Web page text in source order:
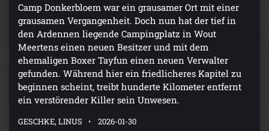
Camp Donkerbloem war ein grausamer Ort mit einer
grausamen Vergangenheit. Doch nun hat der tief in
den Ardennen liegende Campingplatz in Wout
Meertens einen neuen Besitzer und mit dem
ehemaligen Boxer Tayfun einen neuen Verwalter
gefunden. Während hier ein friedlicheres Kapitel zu
beginnen scheint, treibt hunderte Kilometer entfernt
ein verstörender Killer sein Unwesen.
GESCHKE, LINUS 2026-01-30